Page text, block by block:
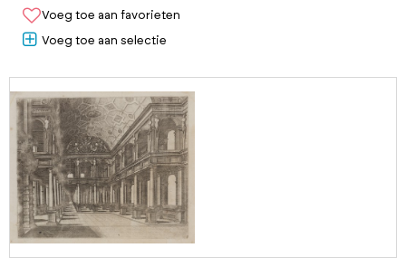
Voeg toe aan favorieten
Voeg toe aan selectie